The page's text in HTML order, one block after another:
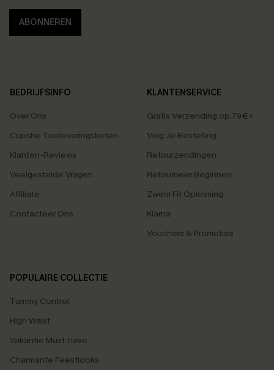
ABONNEREN
BEDRIJFSINFO
Over Ons
Cupshe Toeleveringsketen
Klanten-Reviews
Veelgestelde Vragen
Affiliate
Contacteer Ons
KLANTENSERVICE
Gratis Verzending op 79€+
Volg Je Bestelling
Retourzendingen
Retourneer Beginnen
Zwem Fit Oplossing
Klarna
Vouchers & Promoties
POPULAIRE COLLECTIE
Tummy Control
High Waist
Vakantie Must-have
Charmante Feestlooks